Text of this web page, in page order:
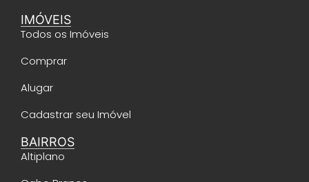
IMÓVEIS
Todos os Imóveis
Comprar
Alugar
Cadastrar seu Imóvel
BAIRROS
Altiplano